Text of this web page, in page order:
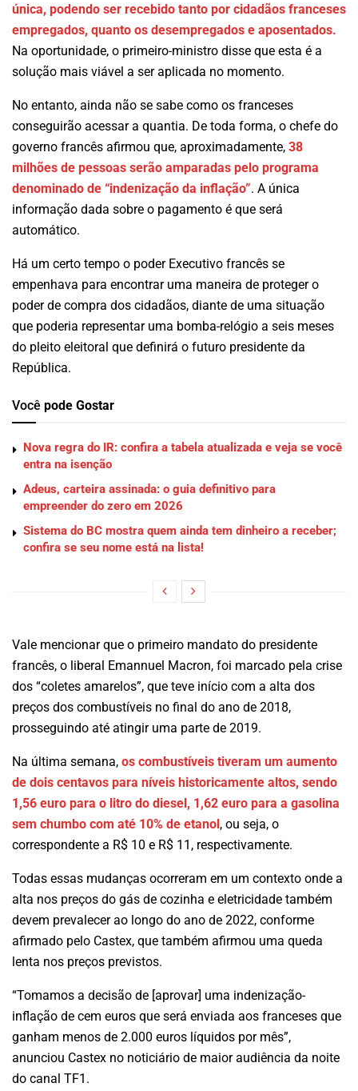
única, podendo ser recebido tanto por cidadãos franceses
empregados, quanto os desempregados e aposentados.
Na oportunidade, o primeiro-ministro disse que esta é a
solução mais viável a ser aplicada no momento.
No entanto, ainda não se sabe como os franceses
conseguirão acessar a quantia. De toda forma, o chefe do
governo francês afirmou que, aproximadamente, 38
milhões de pessoas serão amparadas pelo programa
denominado de “indenização da inflação”. A única
informação dada sobre o pagamento é que será
automático.
Há um certo tempo o poder Executivo francês se
empenhava para encontrar uma maneira de proteger o
poder de compra dos cidadãos, diante de uma situação
que poderia representar uma bomba-relógio a seis meses
do pleito eleitoral que definirá o futuro presidente da
República.
Você pode Gostar
Nova regra do IR: confira a tabela atualizada e veja se você
entra na isenção
Adeus, carteira assinada: o guia definitivo para
empreender do zero em 2026
Sistema do BC mostra quem ainda tem dinheiro a receber;
confira se seu nome está na lista!
Vale mencionar que o primeiro mandato do presidente
francês, o liberal Emannuel Macron, foi marcado pela crise
dos “coletes amarelos”, que teve início com a alta dos
preços dos combustíveis no final do ano de 2018,
prosseguindo até atingir uma parte de 2019.
Na última semana, os combustíveis tiveram um aumento
de dois centavos para níveis historicamente altos, sendo
1,56 euro para o litro do diesel, 1,62 euro para a gasolina
sem chumbo com até 10% de etanol, ou seja, o
correspondente a R$ 10 e R$ 11, respectivamente.
Todas essas mudanças ocorreram em um contexto onde a
alta nos preços do gás de cozinha e eletricidade também
devem prevalecer ao longo do ano de 2022, conforme
afirmado pelo Castex, que também afirmou uma queda
lenta nos preços previstos.
“Tomamos a decisão de [aprovar] uma indenização-
inflação de cem euros que será enviada aos franceses que
ganham menos de 2.000 euros líquidos por mês”,
anunciou Castex no noticiário de maior audiência da noite
do canal TF1.